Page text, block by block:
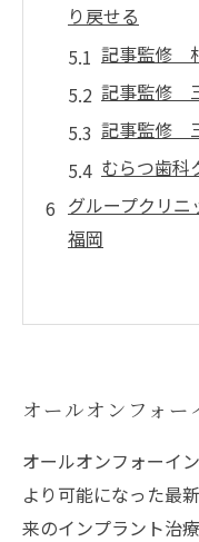
り戻せる
記事監修
記事監修
記事監修
むらつ歯科
グループクリニ
福岡
オールオンフォー
オールオンフォーイ
より可能になった最
来のインプラント治